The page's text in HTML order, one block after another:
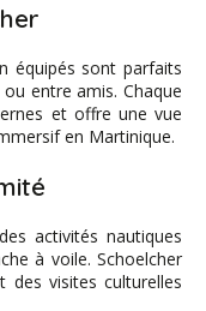
équipés sont parfaits
entre amis. Chaque
et offre une vue
en Martinique.
activités nautiques
à voile. Schoelcher
des visites culturelles